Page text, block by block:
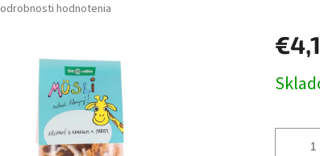
hodnotenia
cena: